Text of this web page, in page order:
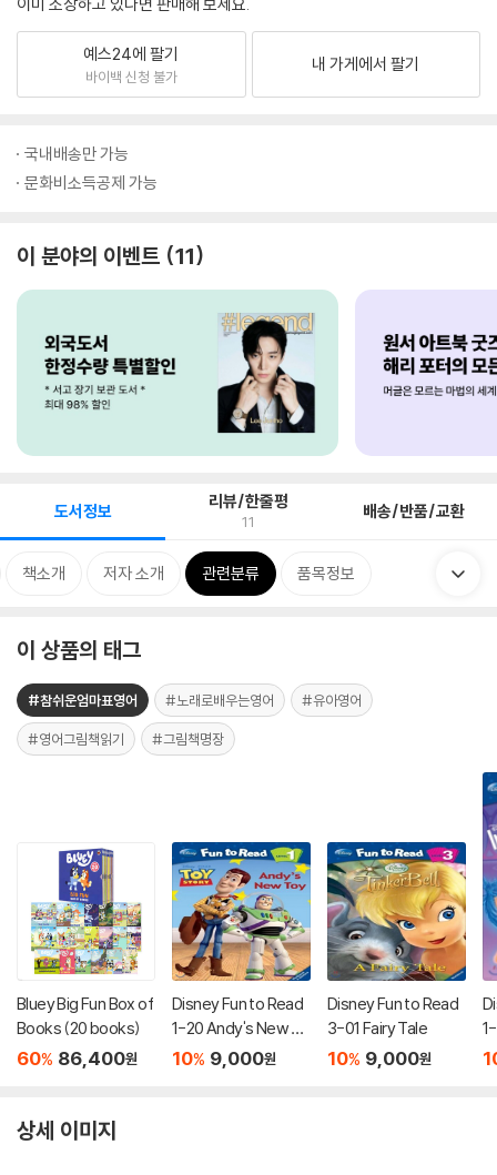
예스24에 팔기
바이백 신청 불가
내 가게에서 팔기
국내배송만 가능
문화비소득공제 가능
이 분야의 이벤트 11
도서정보 리뷰/한줄평
11 배송/반품/교환
책소개 저자 소개 관련분류 품목정보
이 상품의 태그
#참쉬운엄마표영어 #노래로배우는영어 #유아영어
#영어그림책읽기 #그림책명장
Bluey Big Fun Box of
Books (20 books)
60% 86,400원
Disney Fun to Read
1-20 Andy's New To
y
10% 9,000원
Disney Fun to Read
3-01 Fairy Tale
10% 9,000원
상세 이미지